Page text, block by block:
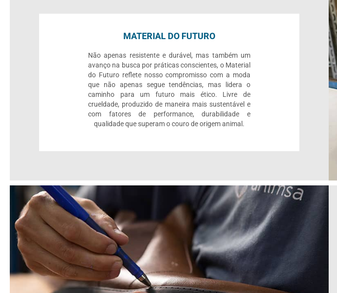
MATERIAL DO FUTURO
Não apenas resistente e durável, mas também um
avanço na busca por práticas conscientes, o Material
do Futuro reflete nosso compromisso com a moda
que não apenas segue tendências, mas lidera o
caminho para um futuro mais ético. Livre de
crueldade, produzido de maneira mais sustentável e
com fatores de performance, durabilidade e
qualidade que superam o couro de origem animal.